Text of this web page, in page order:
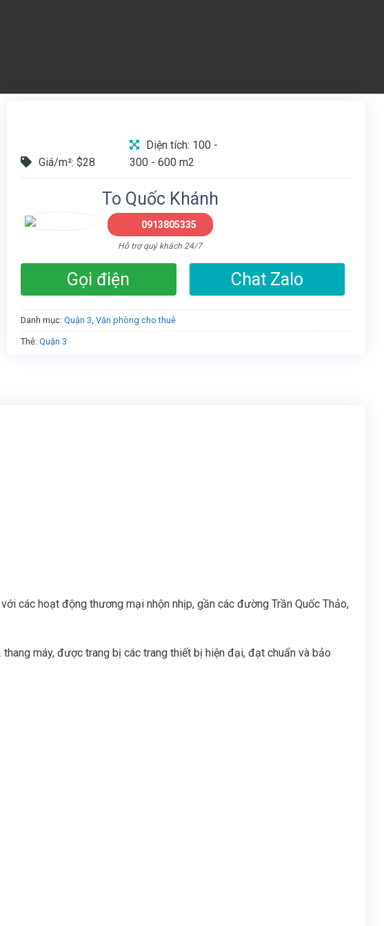
Giá/m²: $28
Diện tích: 100 -
300 - 600 m2
To Quốc Khánh
0913805335
Hỗ trợ quý khách 24/7
Gọi điện Chat Zalo
Danh mục: Quận 3, Văn phòng cho thuê
Thẻ: Quận 3
các hoạt động thương mại nhộn nhịp, gần các đường Trần Quốc Thảo,
máy, được trang bị các trang thiết bị hiện đại, đạt chuẩn và bảo